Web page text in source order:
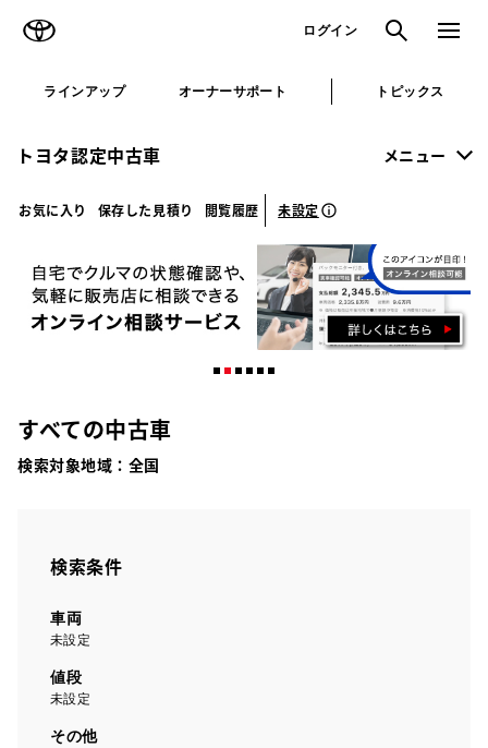
ログイン 検索 メニュ
ラインアップ オーナーサポート トピックス
トヨタ認定中古車 メニュー
お気に入り 保存した見積り 閲覧履歴 未設定
すべての中古車
検索対象地域： 全国
検索条件
車両
未設定
値段
未設定
その他